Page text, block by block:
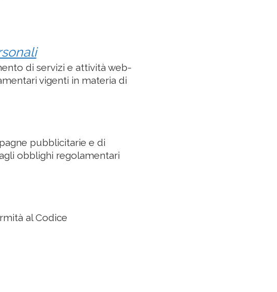
di servizi e attività web-
vigenti in materia di
pubblicitarie e di
obblighi regolamentari
al Codice